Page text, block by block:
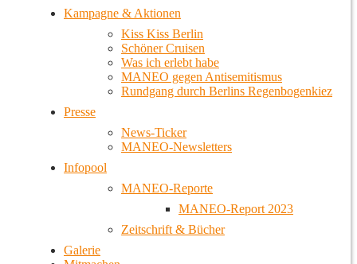
Kampagne & Aktionen
Kiss Kiss Berlin
Schöner Cruisen
Was ich erlebt habe
MANEO gegen Antisemitismus
Rundgang durch Berlins Regenbogenkiez
Presse
News-Ticker
MANEO-Newsletters
Infopool
MANEO-Reporte
MANEO-Report 2023
Zeitschrift & Bücher
Galerie